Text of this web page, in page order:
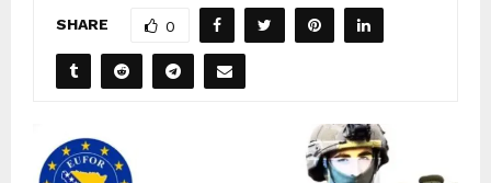
SHARE 0